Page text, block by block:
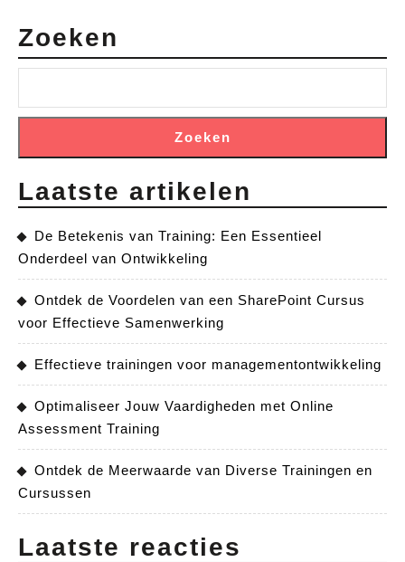
Zoeken
Zoeken
Laatste artikelen
De Betekenis van Training: Een Essentieel
Onderdeel van Ontwikkeling
Ontdek de Voordelen van een SharePoint Cursus
voor Effectieve Samenwerking
Effectieve trainingen voor managementontwikkeling
Optimaliseer Jouw Vaardigheden met Online
Assessment Training
Ontdek de Meerwaarde van Diverse Trainingen en
Cursussen
Laatste reacties